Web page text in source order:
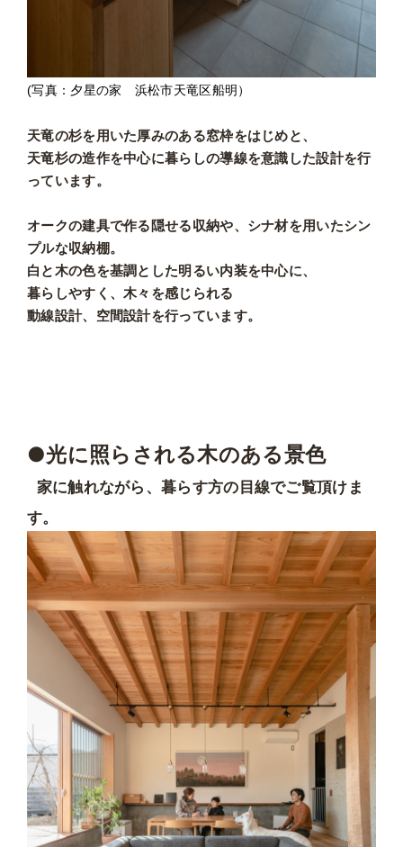
(写真：夕星の家 浜松市天竜区船明）
天竜の杉を用いた厚みのある窓枠をはじめと、
天竜杉の造作を中心に暮らしの導線を意識した設計を行
っています。
オークの建具で作る隠せる収納や、シナ材を用いたシン
プルな収納棚。
白と木の色を基調とした明るい内装を中心に、
暮らしやすく、木々を感じられる
動線設計、空間設計を行っています。
●光に照らされる木のある景色
家に触れながら、暮らす方の目線でご覧頂けま
す。